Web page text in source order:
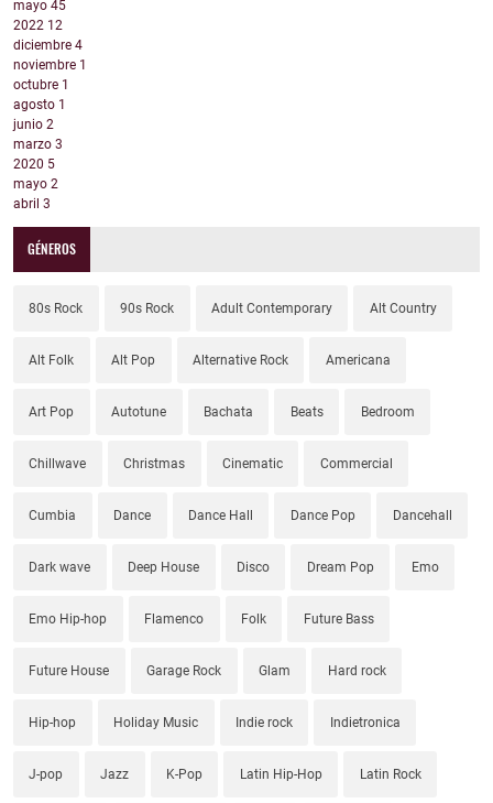
mayo 45
2022 12
diciembre 4
noviembre 1
octubre 1
agosto 1
junio 2
marzo 3
2020 5
mayo 2
abril 3
GÉNEROS
80s Rock 90s Rock Adult Contemporary Alt Country
Alt Folk Alt Pop Alternative Rock Americana
Art Pop Autotune Bachata Beats Bedroom
Chillwave Christmas Cinematic Commercial
Cumbia Dance Dance Hall Dance Pop Dancehall
Dark wave Deep House Disco Dream Pop Emo
Emo Hip-hop Flamenco Folk Future Bass
Future House Garage Rock Glam Hard rock
Hip-hop Holiday Music Indie rock Indietronica
J-pop Jazz K-Pop Latin Hip-Hop Latin Rock